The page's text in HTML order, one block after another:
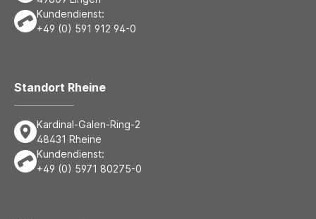
Kundendienst:
+49 (0) 591 912 94-0
Standort Rheine
Kardinal-Galen-Ring-2
48431 Rheine
Kundendienst:
+49 (0) 5971 80275-0